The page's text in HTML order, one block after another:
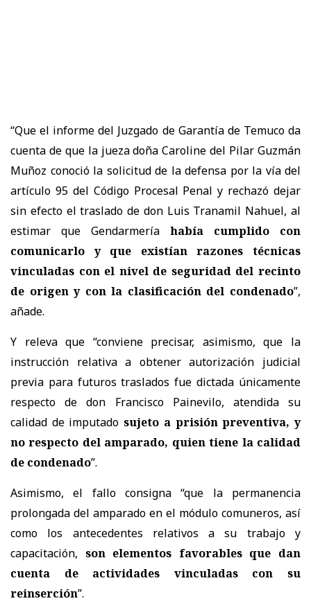
“Que el informe del Juzgado de Garantía de Temuco da
cuenta de que la jueza doña Caroline del Pilar Guzmán
Muñoz conoció la solicitud de la defensa por la vía del
artículo 95 del Código Procesal Penal y rechazó dejar
sin efecto el traslado de don Luis Tranamil Nahuel, al
estimar que Gendarmería había cumplido con
comunicarlo y que existían razones técnicas
vinculadas con el nivel de seguridad del recinto
de origen y con la clasificación del condenado”,
añade.
Y releva que “conviene precisar, asimismo, que la
instrucción relativa a obtener autorización judicial
previa para futuros traslados fue dictada únicamente
respecto de don Francisco Painevilo, atendida su
calidad de imputadosujeto a prisión preventiva, y
no respecto del amparado, quien tiene la calidad
de condenado”.
Asimismo, el fallo consigna “que la permanencia
prolongada del amparado en el módulo comuneros, así
como los antecedentes relativos a su trabajo y
capacitación, son elementos favorables que dan
cuenta de actividades vinculadas con su
reinserción”.